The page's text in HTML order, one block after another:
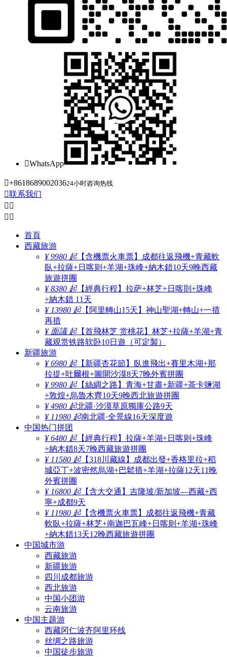
WhatsApp
+861868900203624小时咨询热线
联系我们
 
 
首頁
西藏旅游
¥ 9980 起【含機票火車票】成都往返飛機+青藏軟
臥+拉薩+日喀则+羊湖+珠峰+納木錯10天9晚西藏
旅遊拼團
¥ 8380 起【經典行程】拉萨+林芝+日喀則+珠峰
+納木錯 11天
¥ 13980 起【阿里轉山15天】神山聖湖+轉山+一措
再措
¥ 面議 起【首飛林芝 赏桃花】林芝+拉薩+羊湖+青
藏观赏铁路软卧10日遊（可定製）
新疆旅游
¥ 6980 起【新疆杏花節】臥進飛出+賽里木湖+那
拉提+吐爾根+圖開沙漠8天7晚外賓拼團
¥ 9980 起【絲綢之路】青海+甘肅+新疆+茶卡鹽湖
+敦煌+烏魯木齊10天9晚西北旅遊拼團
¥ 4980 起北疆·沙漠草原獨庫公路9天
¥ 11980 起南北疆·全景線16天深度遊
中国热门拼团
¥ 6480 起【經典行程】拉薩+羊湖+日喀则+珠峰
+納木錯8天7晚西藏旅遊拼團
¥ 11580 起【318川藏線】成都出發+香格里拉+稻
城亞丁+波密然烏湖+巴鬆措+羊湖+拉薩12天11晚
外賓拼團
¥ 16800 起【含大交通】吉隆坡/新加坡—西藏+西
寧+成都9天
¥ 11980 起【含機票火車票】成都往返飛機+青藏
軟臥+拉薩+林芝+南迦巴瓦峰+日喀则+羊湖+珠峰
+納木錯13天12晚西藏旅遊拼團
中国城市游
西藏旅游
新疆旅游
四川成都旅游
西北旅游
中国小团游
云南旅游
中国主题游
西藏冈仁波齐阿里环线
丝绸之路旅游
中国徒步旅游